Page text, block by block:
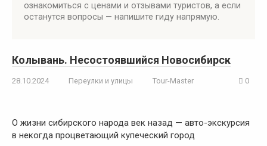
ознакомиться с ценами и отзывами туристов, а если
останутся вопросы — напишите гиду напрямую.
Колывань. Несостоявшийся Новосибирск
28.10.2024 Переулки и улицы Tour-Master 0
О жизни сибирского народа век назад — авто-экскурсия
в некогда процветающий купеческий город